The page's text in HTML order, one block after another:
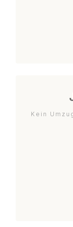
Kein